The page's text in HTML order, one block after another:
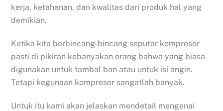
kerja, ketahanan, dan kwalitas dari produk hal yang
demikian.
Ketika kita berbincang-bincang seputar kompresor
pasti di pikiran kebanyakan orang bahwa yang biasa
digunakan untuk tambal ban atau untuk isi angin.
Tetapi kegunaan kompresor sangatlah banyak.
Untuk itu kami akan jelaskan mendetail mengenai